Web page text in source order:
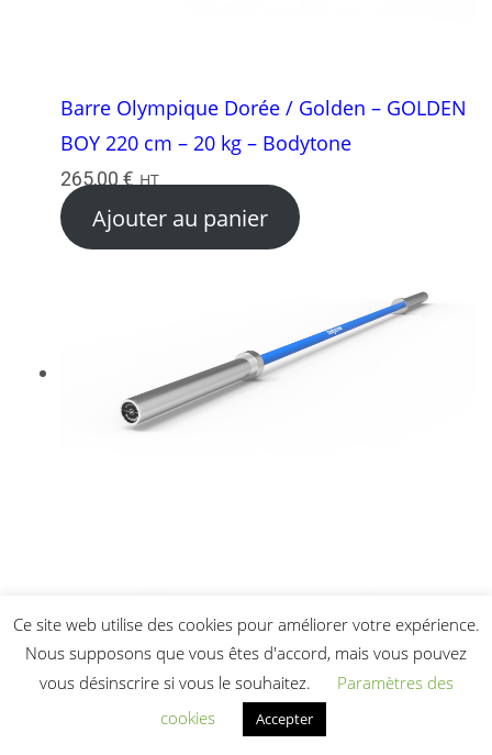
Barre Olympique Dorée / Golden – GOLDEN
BOY 220 cm – 20 kg – Bodytone
265,00 € HT
Ajouter au panier
Ce site web utilise des cookies pour améliorer votre expérience.
Nous supposons que vous êtes d'accord, mais vous pouvez
vous désinscrire si vous le souhaitez.
Paramètres des
cookies
Accepter